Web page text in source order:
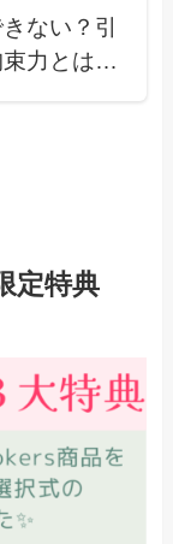
ない？引
束力とは…
定特典